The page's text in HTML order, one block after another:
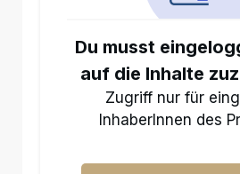
Du musst
auf die Inhalte
Zugriff nur für
InhaberInnen des